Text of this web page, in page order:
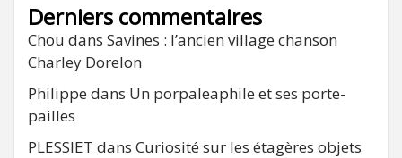
Derniers commentaires
Chou dans Savines : l’ancien village chanson
Charley Dorelon
Philippe dans Un porpaleaphile et ses porte-
pailles
PLESSIET dans Curiosité sur les étagères objets